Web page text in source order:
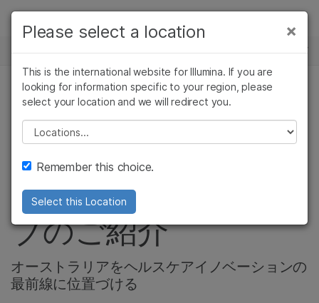
Skip to content
ソリューション
ラーニング
企業情報
サポート
お気に入りの分野を選択
ニュースセンター
コミュニティー, 会社情報, 腫瘍学, 微生物ゲノム, がん研
究, 神経科学
イルミナ-メルボル
ン大学ゲノミクスハ
ブのご紹介
オーストラリアをヘルスケアイノベーションの
最前線に位置づける
×
Please select a location
This is the international website for Illumina. If you are
looking for information specific to your region, please
select your location and we will redirect you.
Please select a location
Remember this choice.
Select this Location
×
がん研究
微生物研究
農学研究
複雑な疾患
臨床オンコロジー
生殖医学
患研究